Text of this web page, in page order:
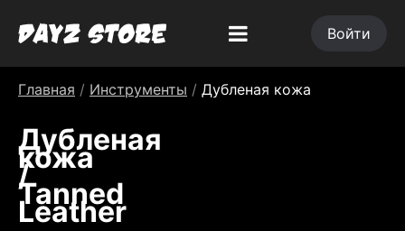
Войти
Главная / Инструменты / Дубленая кожа
Дубленая
кожа
/
Tanned
Leather